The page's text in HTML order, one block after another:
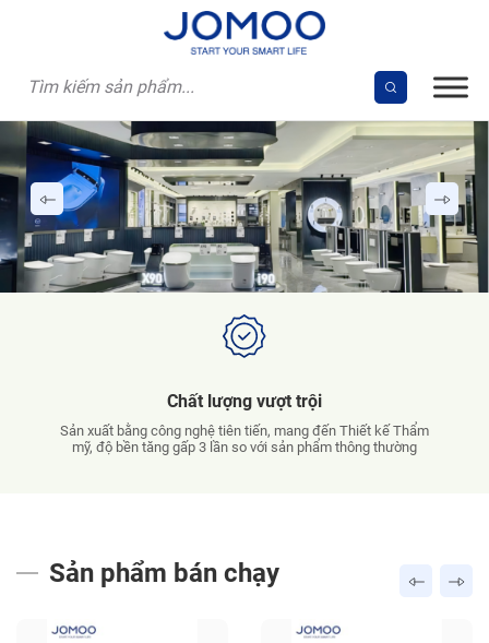
Chất lượng vượt trội
Sản xuất bằng công nghệ tiên tiến, mang đến Thiết kế Thẩm
mỹ, độ bền tăng gấp 3 lần so với sản phẩm thông thường
Sản phẩm bán chạy